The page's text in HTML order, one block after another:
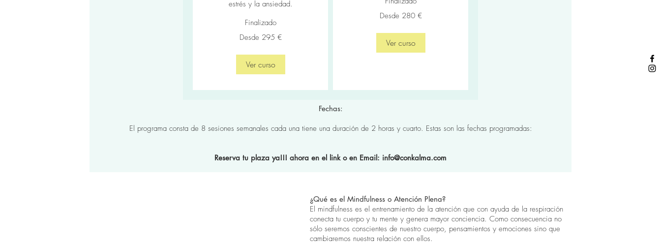
estrés y la ansiedad.
Finalizado
Desde 295 €
Ver curso
Desde 280 €
Ver curso
Fechas:
El programa consta de 8 sesiones semanales cada una tiene una duración de 2 horas y cuarto. Estas son las fechas programadas:
Reserva tu plaza ya!!! ahora en el link o en Email: info@conkalma.com
¿Qué es el Mindfulness o Atención Plena?
El mindfulness es el entrenamiento de la atención que con ayuda de la respiración
conecta tu cuerpo y tu mente y genera mayor conciencia. Como consecuencia no
sólo seremos conscientes de nuestro cuerpo, pensamientos y emociones sino que
cambiaremos nuestra relación con ellos.